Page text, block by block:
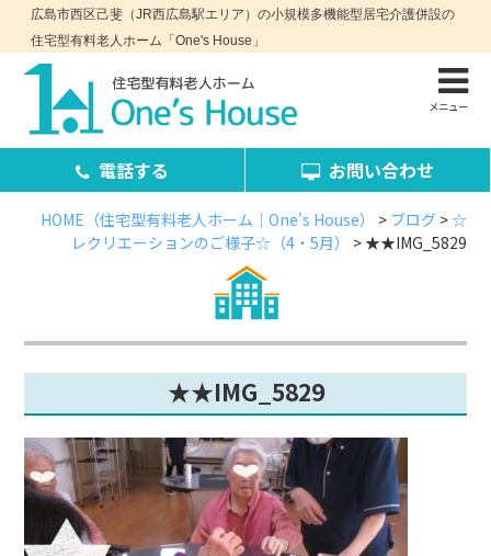
お問い合わせ・資料請求
コンセプト 施設案内
広島市西区己斐（JR西広島駅エリア）の小規模多機能型居宅介護併設の
住宅型有料老人ホーム「One's House」
メニュー
電話する お問い合わせ
HOME（住宅型有料老人ホーム｜One's House） > ブログ>☆
レクリエーションのご様子☆（4・5月）
> ★★IMG_5829
★★IMG_5829